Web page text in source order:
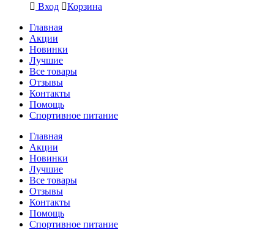
Вход
Корзина
Главная
Акции
Новинки
Лучшие
Все товары
Отзывы
Контакты
Помощь
Спортивное питание
Главная
Акции
Новинки
Лучшие
Все товары
Отзывы
Контакты
Помощь
Спортивное питание